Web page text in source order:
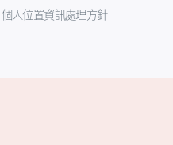
個人位置資訊處理方針